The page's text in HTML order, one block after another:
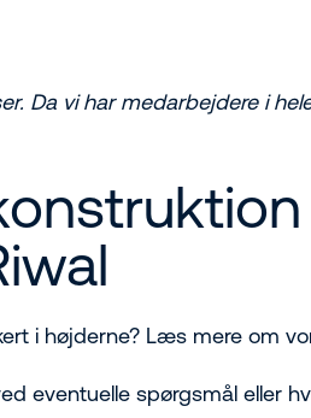
Da vi har medarbejdere i
i højderne? Læs mere om
eventuelle spørgsmål eller